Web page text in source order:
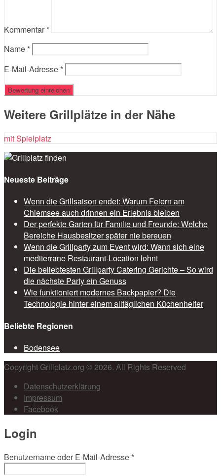
Kommentar *
Name *
E-Mail-Adresse *
Weitere Grillplätze in der Nähe
mit Spielplatz
Neueste Beiträge
Wenn die Grillsaison endet: Warum Feiern am
Chiemsee auch drinnen ein Erlebnis bleiben
Der perfekte Garten für Familie und Freunde: Welche
Bereiche Hausbesitzer später nie bereuen
Wenn die Grillparty zum Event wird: Wann sich eine
mediterrane Restaurant-Location lohnt
Die beliebtesten Grillparty Catering Gerichte – So wird
die nächste Party ein Genuss
Wie funktioniert modernes Backpapier? Die
Technologie hinter einem alltäglichen Küchenhelfer
Beliebte Regionen
Bodensee
Copyright Grillplatz.org © 2026. All Rights Reserved
Datenschutzerklärung
Impressum
Facebook
Login
Benutzername oder E-Mail-Adresse *